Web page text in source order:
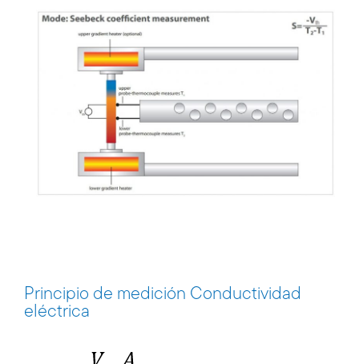
Principio de medición Conductividad
eléctrica